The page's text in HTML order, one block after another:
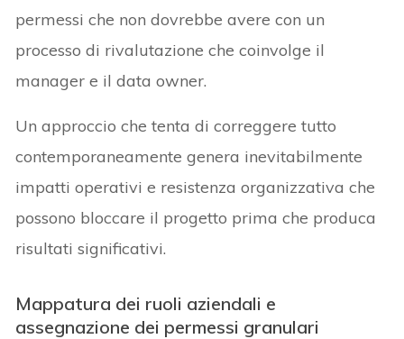
permessi che non dovrebbe avere con un
processo di rivalutazione che coinvolge il
manager e il data owner.
Un approccio che tenta di correggere tutto
contemporaneamente genera inevitabilmente
impatti operativi e resistenza organizzativa che
possono bloccare il progetto prima che produca
risultati significativi.
Mappatura dei ruoli aziendali e
assegnazione dei permessi granulari